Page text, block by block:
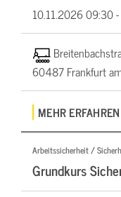
10.11.202609:30
60487 Frankfurt
MEHR ERFAHREN
Arbeitssicherheit /
Grundkurs